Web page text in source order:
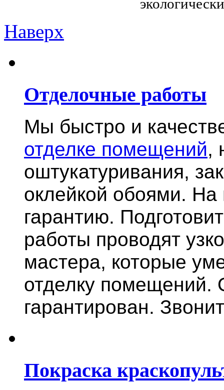
Наверх
Отделочные работы
Мы быстро и
отделке помещений,
оштукатуривания,
оклейкой обоями.
гарантию.
работы проводят
мастера, которые
отделку помещений.
гарантирован.
Покраска